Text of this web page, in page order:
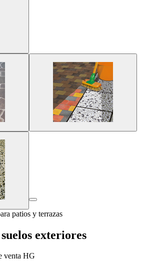
patios y terrazas
exteriores
venta HG